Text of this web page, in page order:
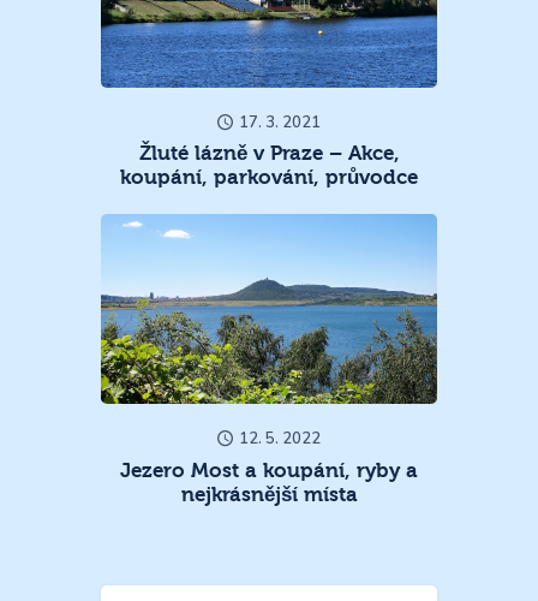
17. 3. 2021
Žluté lázně v Praze – Akce,
koupání, parkování, průvodce
12. 5. 2022
Jezero Most a koupání, ryby a
nejkrásnější místa